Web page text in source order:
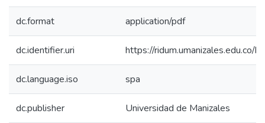
dc.format application/pdf
dc.identifier.uri https://
dc.language.iso spa
dc.publisher Universidad de Manizales